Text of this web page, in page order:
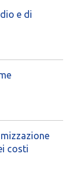
e di
costi